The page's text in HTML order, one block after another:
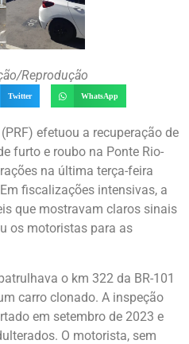
Reprodução
Twitter WhatsApp
efetuou a recuperação de
furto e roubo na Ponte Rio-
na última terça-feira
fiscalizações intensivas, a
que mostravam claros sinais
os motoristas para as
o km 322 da BR-101
carro clonado. A inspeção
em setembro de 2023 e
O motorista, sem